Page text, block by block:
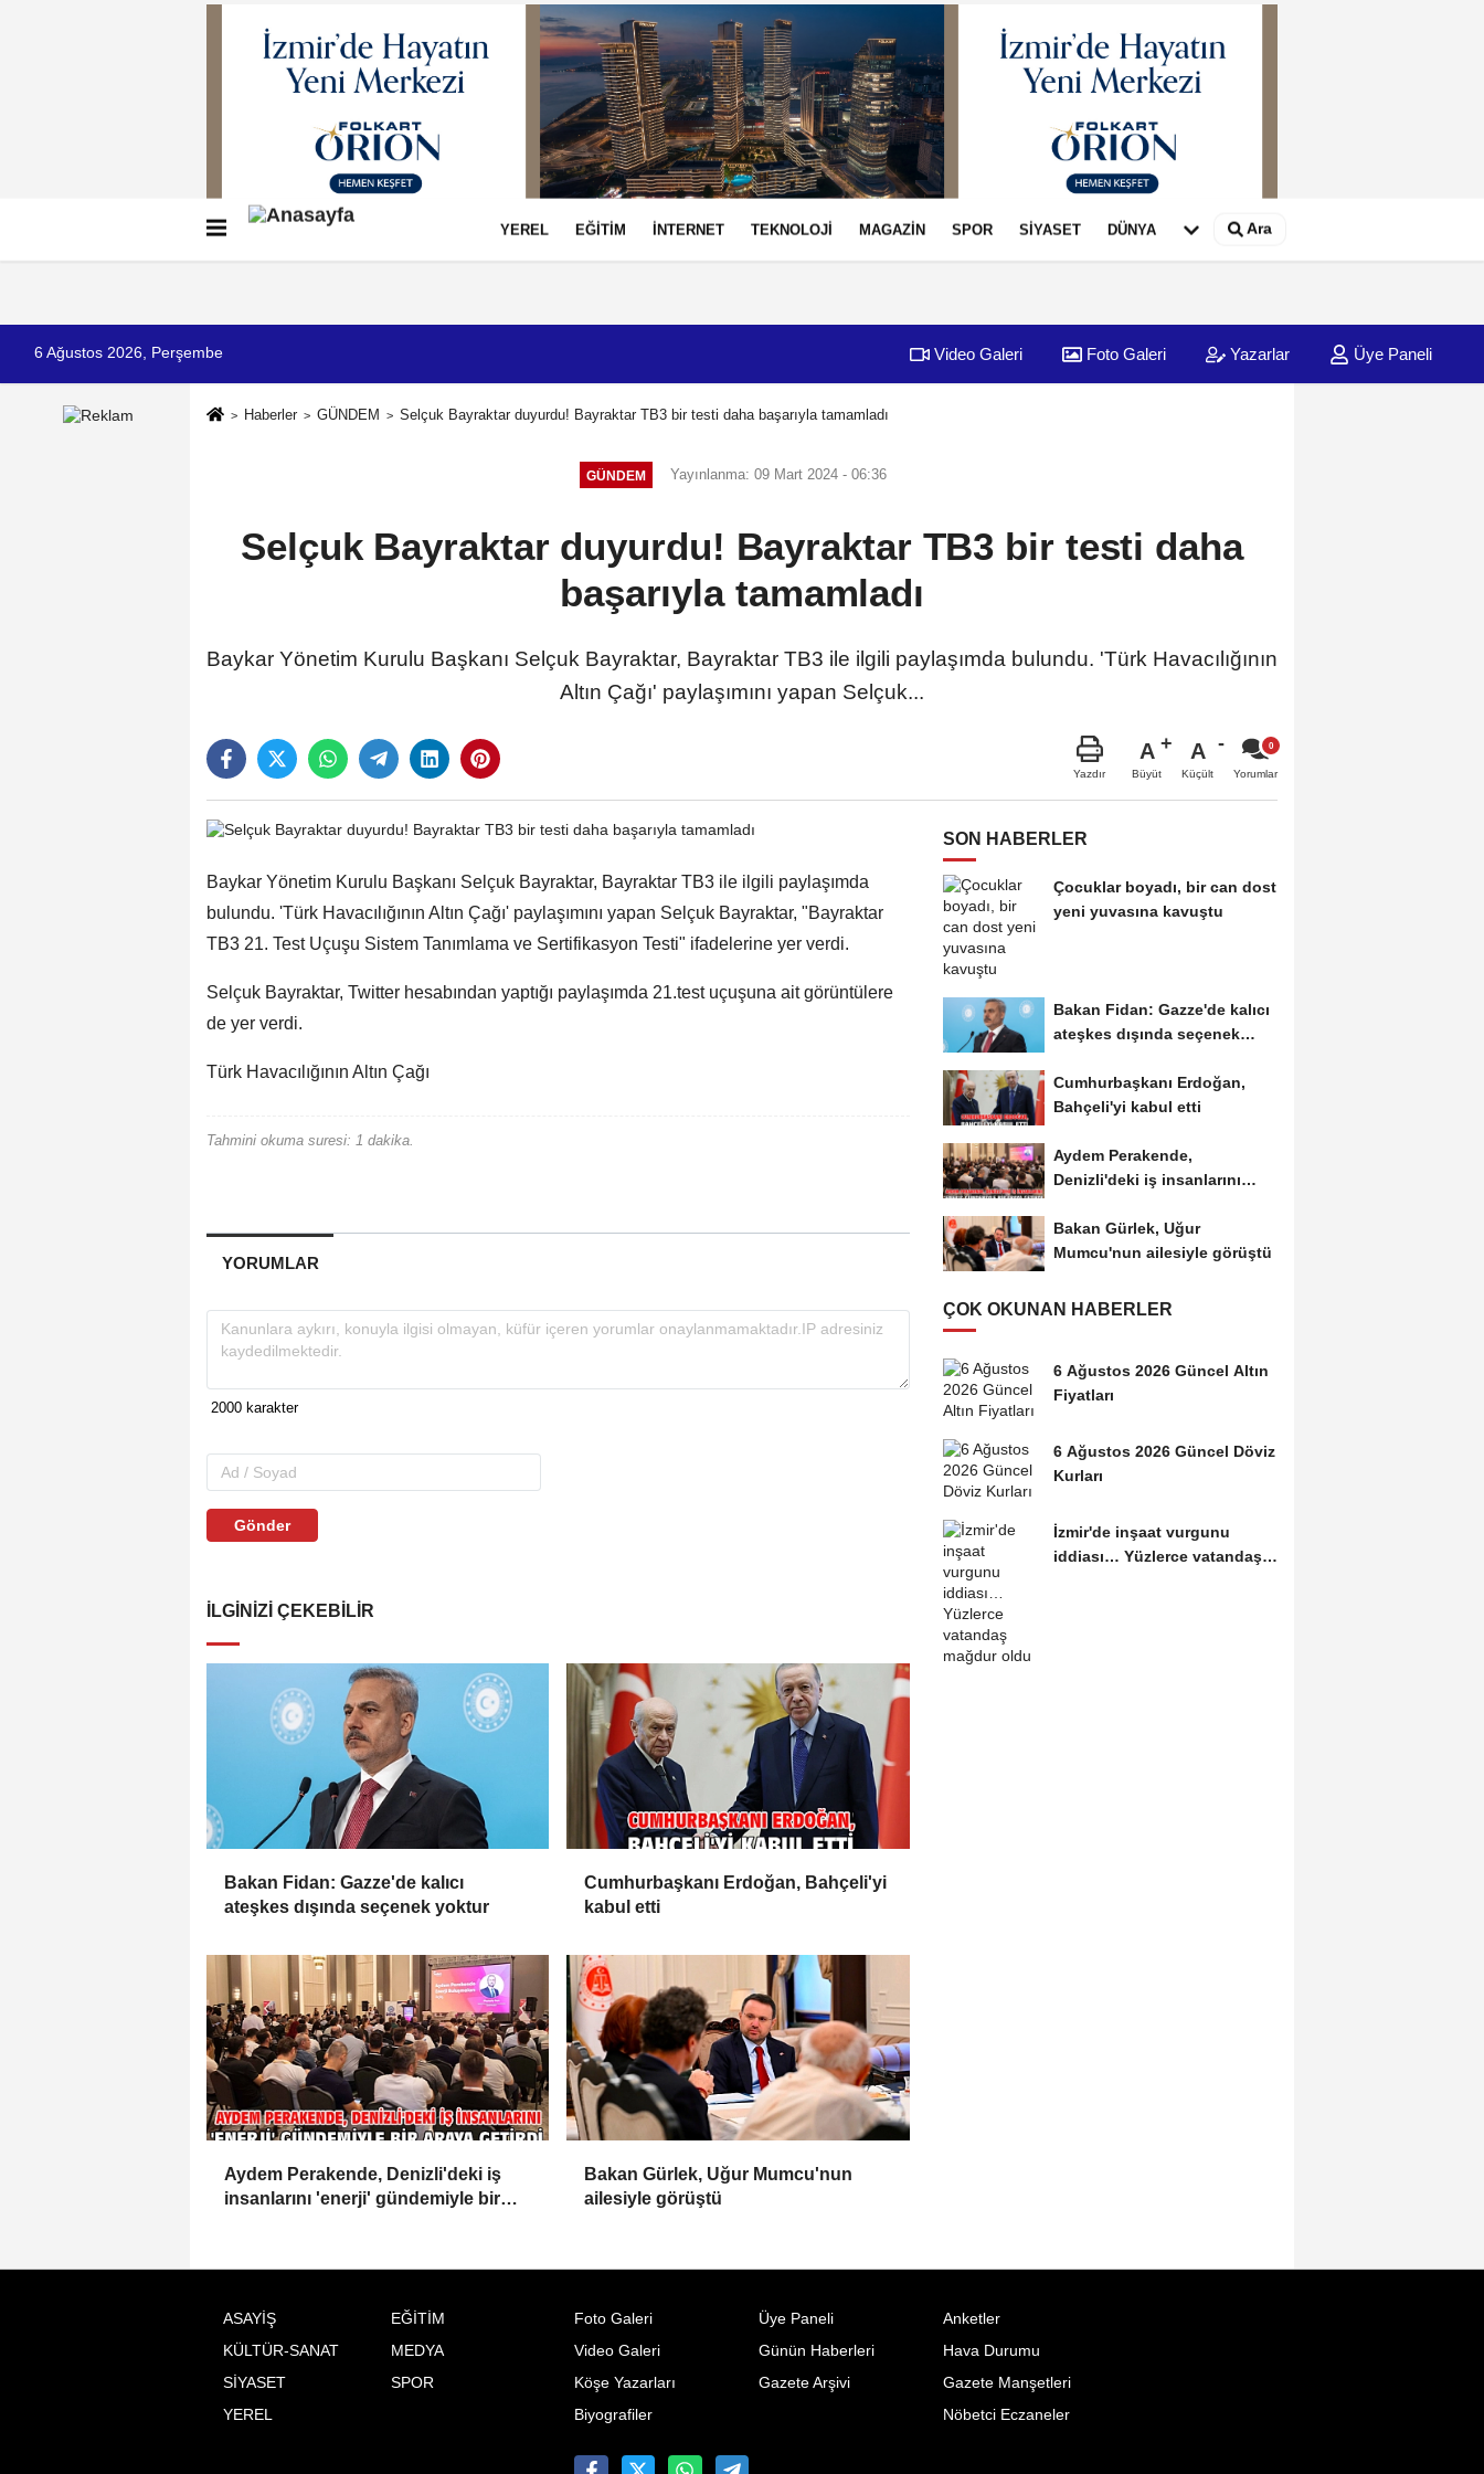
Künye Gizlilik İlkeleri
YEREL EĞİTİM İNTERNET TEKNOLOJİ MAGAZİN SPOR SİYASET DÜNYA Ara
6 Ağustos 2026, Perşembe Video Galeri Foto Galeri Yazarlar Üye Paneli
Haberler GÜNDEM Selçuk Bayraktar duyurdu! Bayraktar TB3 bir testi daha başarıyla tamamladı
GÜNDEM Yayınlanma: 09 Mart 2024 - 06:36
Selçuk Bayraktar duyurdu! Bayraktar TB3 bir testi daha
başarıyla tamamladı
Baykar Yönetim Kurulu Başkanı Selçuk Bayraktar, Bayraktar TB3 ile ilgili paylaşımda bulundu. 'Türk Havacılığının
Altın Çağı' paylaşımını yapan Selçuk...
Yazdır
A
Büyüt
A
Küçült Yorumlar
Baykar Yönetim Kurulu Başkanı Selçuk Bayraktar, Bayraktar TB3 ile ilgili paylaşımda
bulundu. 'Türk Havacılığının Altın Çağı' paylaşımını yapan Selçuk Bayraktar, "Bayraktar
TB3 21. Test Uçuşu Sistem Tanımlama ve Sertifikasyon Testi" ifadelerine yer verdi.
Selçuk Bayraktar, Twitter hesabından yaptığı paylaşımda 21.test uçuşuna ait görüntülere
de yer verdi.
Türk Havacılığının Altın Çağı
Tahmini okuma suresi: 1 dakika.
YORUMLAR
Gönder
İLGINIZI ÇEKEBILIR
Bakan Fidan: Gazze'de kalıcı
ateşkes dışında seçenek yoktur
Cumhurbaşkanı Erdoğan, Bahçeli'yi
kabul etti
Aydem Perakende, Denizli'deki iş
insanlarını 'enerji' gündemiyle bir
Bakan Gürlek, Uğur Mumcu'nun
ailesiyle görüştü
SON HABERLER
Çocuklar boyadı, bir can dost
yeni yuvasına kavuştu
Bakan Fidan: Gazze'de kalıcı
ateşkes dışında seçenek
Cumhurbaşkanı Erdoğan,
Bahçeli'yi kabul etti
Aydem Perakende,
Denizli'deki iş insanlarını
Bakan Gürlek, Uğur
Mumcu'nun ailesiyle görüştü
ÇOK OKUNAN HABERLER
6 Ağustos 2026 Güncel Altın
Fiyatları
6 Ağustos 2026 Güncel Döviz
Kurları
İzmir'de inşaat vurgunu
iddiası… Yüzlerce vatandaş
ASAYİŞ
EĞİTİM
KÜLTÜR-SANAT
MEDYA
SİYASET
SPOR
YEREL
Foto Galeri
Video Galeri
Köşe Yazarları
Biyografiler
Üye Paneli
Günün Haberleri
Gazete Arşivi
Anketler
Hava Durumu
Gazete Manşetleri
Nöbetci Eczaneler